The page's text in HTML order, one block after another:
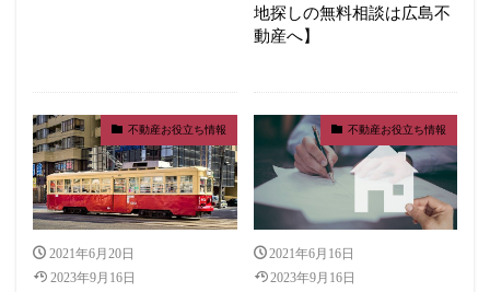
地探しの無料相談は広島不
動産へ】
不動産お役立ち情報
2021年6月20日
2023年9月16日
不動産お役立ち情報
2021年6月16日
2023年9月16日